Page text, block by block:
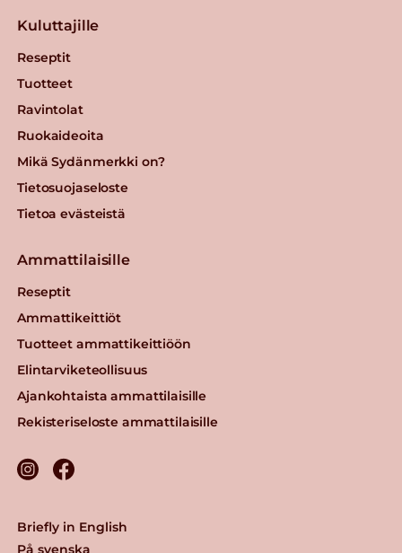
Kuluttajille
Reseptit
Tuotteet
Ravintolat
Ruokaideoita
Mikä Sydänmerkki on?
Tietosuojaseloste
Tietoa evästeistä
Ammattilaisille
Reseptit
Ammattikeittiöt
Tuotteet ammattikeittiöön
Elintarviketeollisuus
Ajankohtaista ammattilaisille
Rekisteriseloste ammattilaisille
Briefly in English
På svenska